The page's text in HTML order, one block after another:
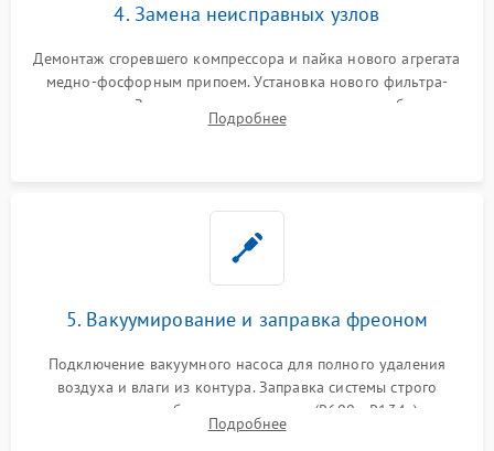
4. Замена неисправных узлов
Демонтаж сгоревшего компрессора и пайка нового агрегата
медно-фосфорным припоем. Установка нового фильтра-
осушителя. Замена изношенных вентиляторов обдува,
сломанных заслонок или поврежденных дверных петель.
Подробнее
5. Вакуумирование и заправка фреоном
Подключение вакуумного насоса для полного удаления
воздуха и влаги из контура. Заправка системы строго
дозированным объемом хладагента (R600a, R134a) по
электронным весам. Контроль рабочего давления в системе.
Подробнее